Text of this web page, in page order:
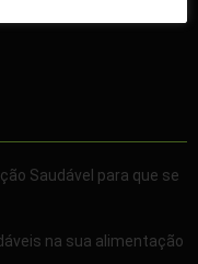
Saudável para que se
na sua alimentação